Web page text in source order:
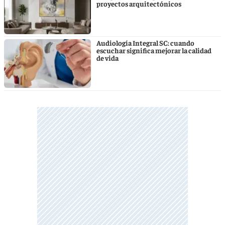
proyectos arquitectónicos
Audiología Integral SC: cuando
escuchar significa mejorar la calidad
de vida